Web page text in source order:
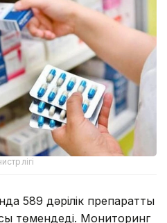
589 дәрілік препараттың
төмендеді. Мониторинг